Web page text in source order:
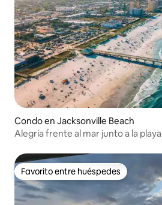
Condo en Jacksonville Beach
Alegría frente al mar junto a la playa
Favorito entre huéspedes
Favorito entre huéspedes